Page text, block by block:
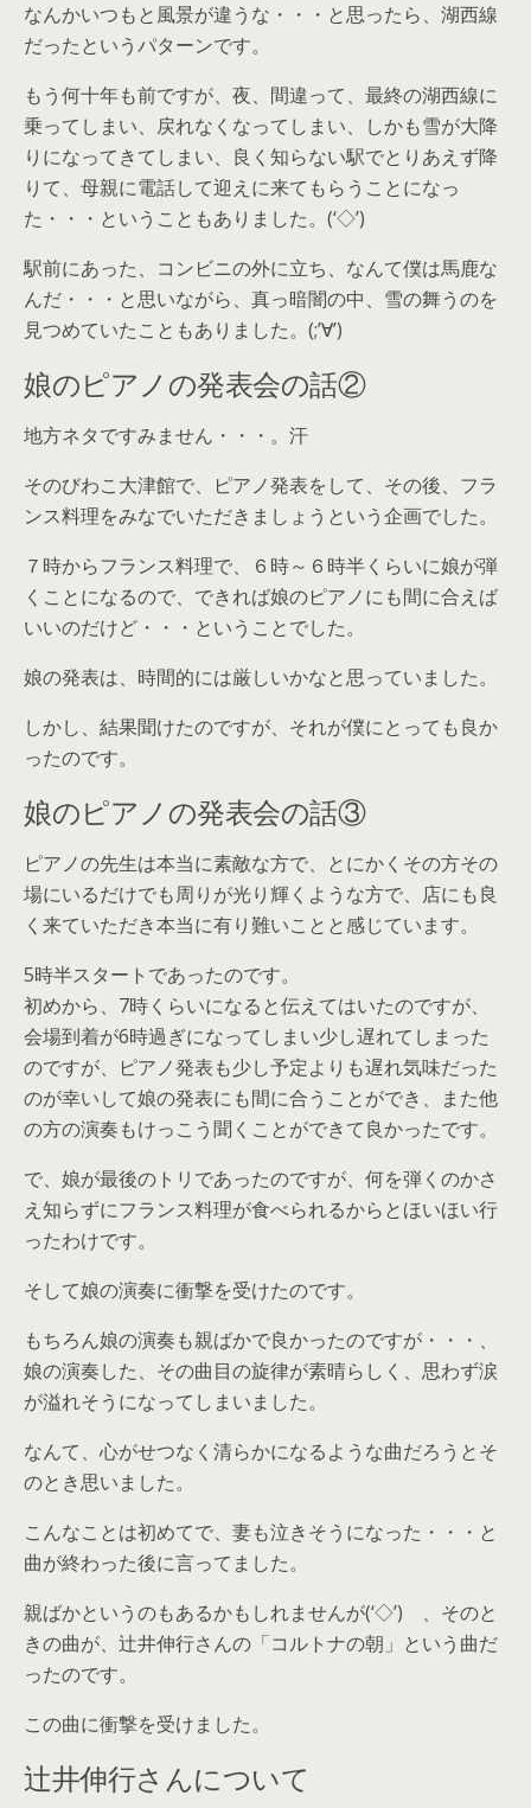
なんかいつもと風景が違うな・・・と思ったら、湖西線
だったというパターンです。
もう何十年も前ですが、夜、間違って、最終の湖西線に
乗ってしまい、戻れなくなってしまい、しかも雪が大降
りになってきてしまい、良く知らない駅でとりあえず降
りて、母親に電話して迎えに来てもらうことになっ
た・・・ということもありました。(‘◇’)ゞ
駅前にあった、コンビニの外に立ち、なんて僕は馬鹿な
んだ・・・と思いながら、真っ暗闇の中、雪の舞うのを
見つめていたこともありました。(;’∀’)
娘のピアノの発表会の話②
地方ネタですみません・・・。汗
そのびわこ大津館で、ピアノ発表をして、その後、フラ
ンス料理をみなでいただきましょうという企画でした。
７時からフランス料理で、６時～６時半くらいに娘が弾
くことになるので、できれば娘のピアノにも間に合えば
いいのだけど・・・ということでした。
娘の発表は、時間的には厳しいかなと思っていました。
しかし、結果聞けたのですが、それが僕にとっても良か
ったのです。
娘のピアノの発表会の話③
ピアノの先生は本当に素敵な方で、とにかくその方その
場にいるだけでも周りが光り輝くような方で、店にも良
く来ていただき本当に有り難いことと感じています。
5時半スタートであったのです。
初めから、7時くらいになると伝えてはいたのですが、
会場到着が6時過ぎになってしまい少し遅れてしまった
のですが、ピアノ発表も少し予定よりも遅れ気味だった
のが幸いして娘の発表にも間に合うことができ、また他
の方の演奏もけっこう聞くことができて良かったです。
で、娘が最後のトリであったのですが、何を弾くのかさ
え知らずにフランス料理が食べられるからとほいほい行
ったわけです。
そして娘の演奏に衝撃を受けたのです。
もちろん娘の演奏も親ばかで良かったのですが・・・、
娘の演奏した、その曲目の旋律が素晴らしく、思わず涙
が溢れそうになってしまいました。
なんて、心がせつなく清らかになるような曲だろうとそ
のとき思いました。
こんなことは初めてで、妻も泣きそうになった・・・と
曲が終わった後に言ってました。
親ばかというのもあるかもしれませんが(‘◇’)ゞ、そのと
きの曲が、辻井伸行さんの「コルトナの朝」という曲だ
ったのです。
この曲に衝撃を受けました。
辻井伸行さんについて